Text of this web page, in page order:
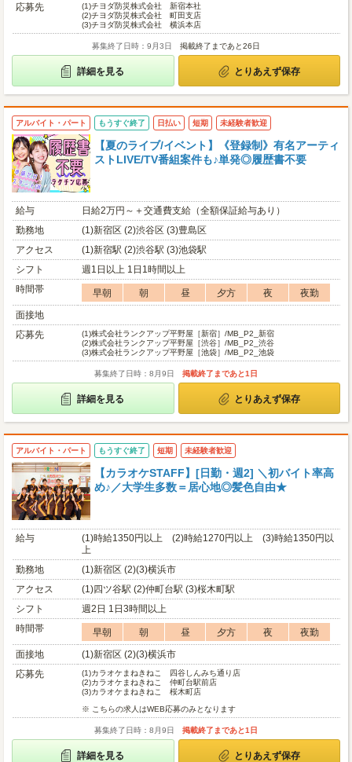
応募先
(1)チヨダ防災株式会社 新宿本社
(2)チヨダ防災株式会社 町田支店
(3)チヨダ防災株式会社 横浜本店
募集終了日時：9月3日 掲載終了まであと26日
詳細を見る とりあえず保存
アルバイト・パート もうすぐ終了 日払い 短期 未経験者歓迎
【夏のライブ/イベント】《登録制》有名アーティ
ストLIVE/TV番組案件も♪単発◎履歴書不要
給与
日給2万円～＋交通費支給（全額保証給与あり）
勤務地
(1)新宿区 (2)渋谷区 (3)豊島区
アクセス
(1)新宿駅 (2)渋谷駅 (3)池袋駅
シフト
週1日以上 1日1時間以上
時間帯
早朝 朝 昼 夕方 夜
夜勤
面接地
応募先
(1)株式会社ランクアップ平野屋［新宿］/MB_P2_新宿
(2)株式会社ランクアップ平野屋［渋谷］/MB_P2_渋谷
(3)株式会社ランクアップ平野屋［池袋］/MB_P2_池袋
募集終了日時：8月9日 掲載終了まであと1日
詳細を見る とりあえず保存
アルバイト・パート もうすぐ終了 短期 未経験者歓迎
【カラオケSTAFF】[日勤・週2] ＼初バイト率高
め♪／大学生多数＝居心地◎髪色自由★
給与
(1)時給1350円以上 (2)時給1270円以上 (3)時給1350円以
上
勤務地
(1)新宿区 (2)(3)横浜市
アクセス
(1)四ツ谷駅 (2)仲町台駅 (3)桜木町駅
シフト
週2日 1日3時間以上
時間帯
早朝 朝 昼 夕方 夜
夜勤
面接地
(1)新宿区 (2)(3)横浜市
応募先
(1)カラオケまねきねこ 四谷しんみち通り店
(2)カラオケまねきねこ 仲町台駅前店
(3)カラオケまねきねこ 桜木町店
※ こちらの求人はWEB応募のみとなります
募集終了日時：8月9日 掲載終了まであと1日
詳細を見る とりあえず保存